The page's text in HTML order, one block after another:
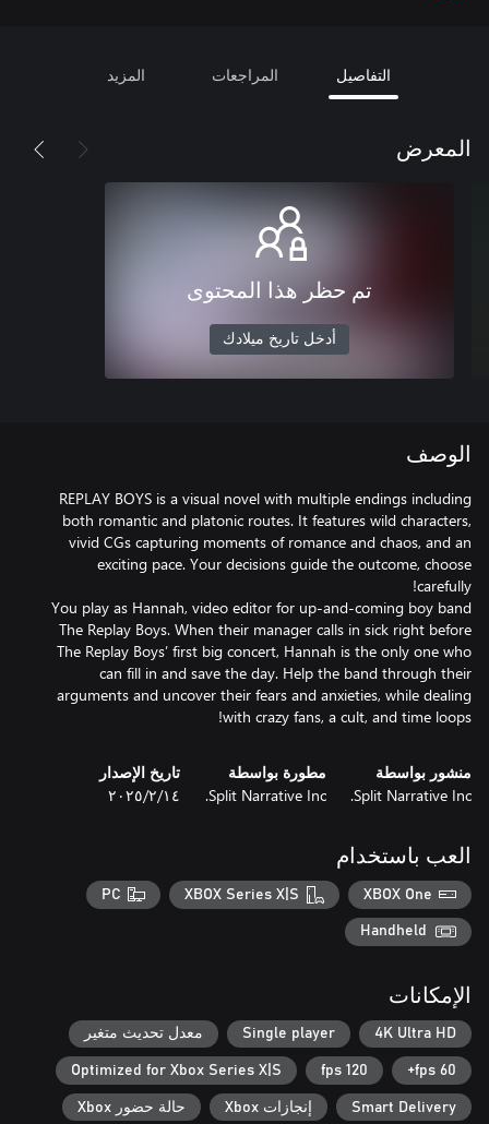
التفاصيل المراجعات المزيد
المعرض
تم حظر هذا المحتوى
أدخل تاريخ ميلادك
الوصف
REPLAY BOYS is a visual novel with multiple endings including
both romantic and platonic routes. It features wild characters,
vivid CGs capturing moments of romance and chaos, and an
exciting pace. Your decisions guide the outcome, choose
You play as Hannah, video editor for up-and-coming boy band
The Replay Boys. When their manager calls in sick right before
The Replay Boys’ first big concert, Hannah is the only one who
can fill in and save the day. Help the band through their
arguments and uncover their fears and anxieties, while dealing
with crazy fans, a cult, and time loops!
منشور بواسطة
Split Narrative Inc.
مطورة بواسطة
Split Narrative Inc.
تاريخ الإصدار
١٤‏/٢‏/٢٠٢٥
العب باستخدام
XBOX One
XBOX Series X|S
PC
Handheld
الإمكانات
4K Ultra HD
Single player معدل تحديث متغير
60 fps+
120 fps
Optimized for Xbox Series X|S
Smart Delivery إنجازات Xbox حالة حضور Xbox